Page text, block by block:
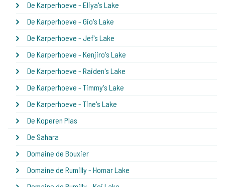
De Karperhoeve - Eliya's Lake
De Karperhoeve - Gio's Lake
De Karperhoeve - Jef's Lake
De Karperhoeve - Kenjiro's Lake
De Karperhoeve - Raiden's Lake
De Karperhoeve - Timmy's Lake
De Karperhoeve - Tine's Lake
De Koperen Plas
De Sahara
Domaine de Bouxier
Domaine de Rumilly - Homar Lake